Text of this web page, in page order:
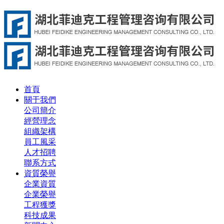
首頁
關于我們
公司簡介
經營理念
組織架構
員工風采
人才招聘
聯系方式
資質榮譽
企業資質
企業榮譽
工程獲獎
科技成果